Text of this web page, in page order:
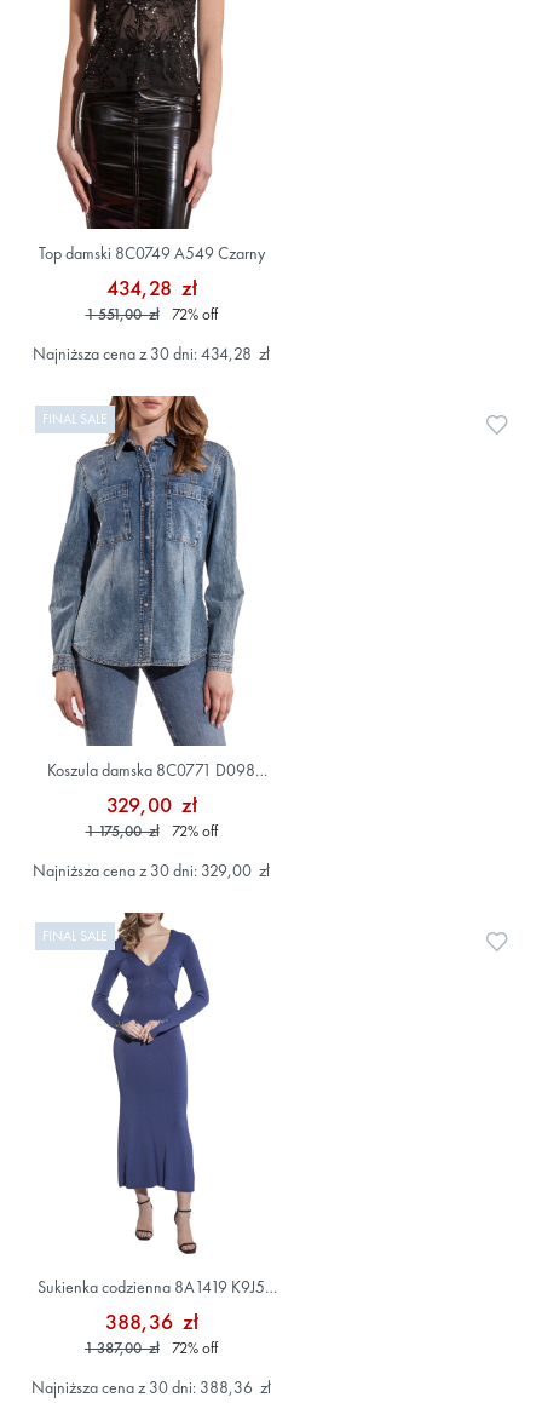
Top damski 8C0749 A549 Czarny
434,28 zł
1 551,00 zł 72%off
Najniższa cena z 30 dni: 434,28 zł
FINAL SALE
Koszula damska 8C0771 D098
Niebieski
329,00 zł
1 175,00 zł 72%off
Najniższa cena z 30 dni: 329,00 zł
FINAL SALE
Sukienka codzienna 8A1419 K9J5
Niebieski
388,36 zł
1 387,00 zł 72%off
Najniższa cena z 30 dni: 388,36 zł